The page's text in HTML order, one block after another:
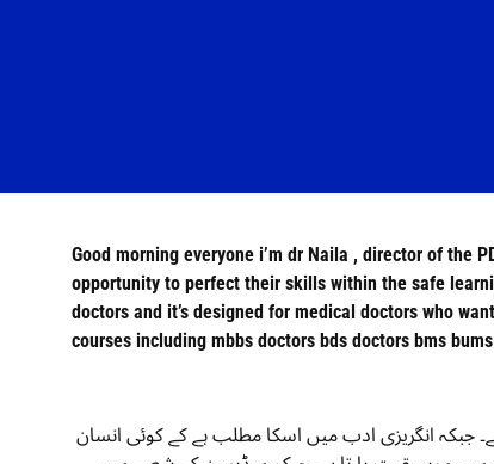
Good morning everyone i’m dr Naila , director of the
opportunity to perfect their skills within the safe
doctors and it’s designed for medical doctors who
courses including mbbs doctors bds doctors bms
انگریزی ادب میں اسکا مطلب ہے کے کوئی انسان